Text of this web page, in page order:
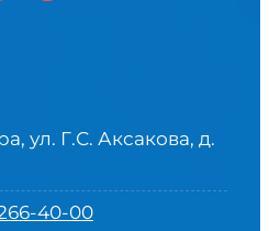
ул. Г.С. Аксакова, д.
40-00